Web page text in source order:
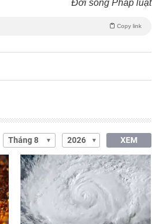
Đời sống Pháp luật
Copy link
XEM